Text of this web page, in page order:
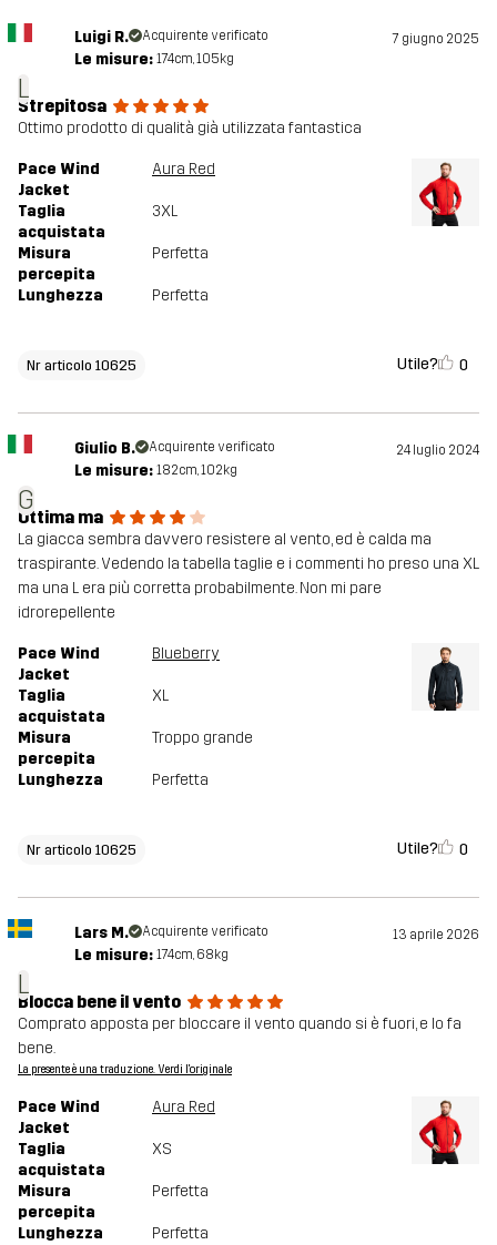
Realizzato per MULTIFUNZIONE
articolo
L
Luigi R. Acquirente verificato 7 giugno 2025
Le misure: 174cm, 105kg
Strepitosa
Ottimo prodotto di qualità già utilizzata fantastica
Pace Wind
Jacket
Aura Red
Taglia
acquistata
3XL
Misura
percepita
Perfetta
Lunghezza Perfetta
Nr articolo 10625 Utile? 0
G
Giulio B. Acquirente verificato 24 luglio 2024
Le misure: 182cm, 102kg
Ottima ma
La giacca sembra davvero resistere al vento, ed è calda ma
traspirante. Vedendo la tabella taglie e i commenti ho preso una XL
ma una L era più corretta probabilmente. Non mi pare
idrorepellente
Pace Wind
Jacket
Blueberry
Taglia
acquistata
XL
Misura
percepita
Troppo grande
Lunghezza Perfetta
Nr articolo 10625 Utile? 0
L
Lars M. Acquirente verificato 13 aprile 2026
Le misure: 174cm, 68kg
Blocca bene il vento
Comprato apposta per bloccare il vento quando si è fuori, e lo fa
bene.
La presente è una traduzione. Verdi l'originale
Pace Wind
Jacket
Aura Red
Taglia
acquistata
XS
Misura
percepita
Perfetta
Lunghezza Perfetta